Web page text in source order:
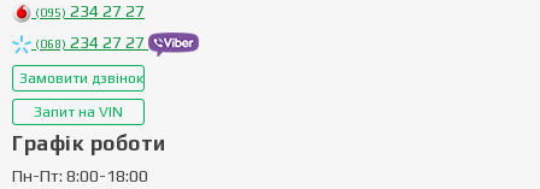
(095) 234 27 27
(068) 234 27 27
Замовити дзвінок
Запит на VIN
Графік роботи
Пн-Пт: 8:00-18:00